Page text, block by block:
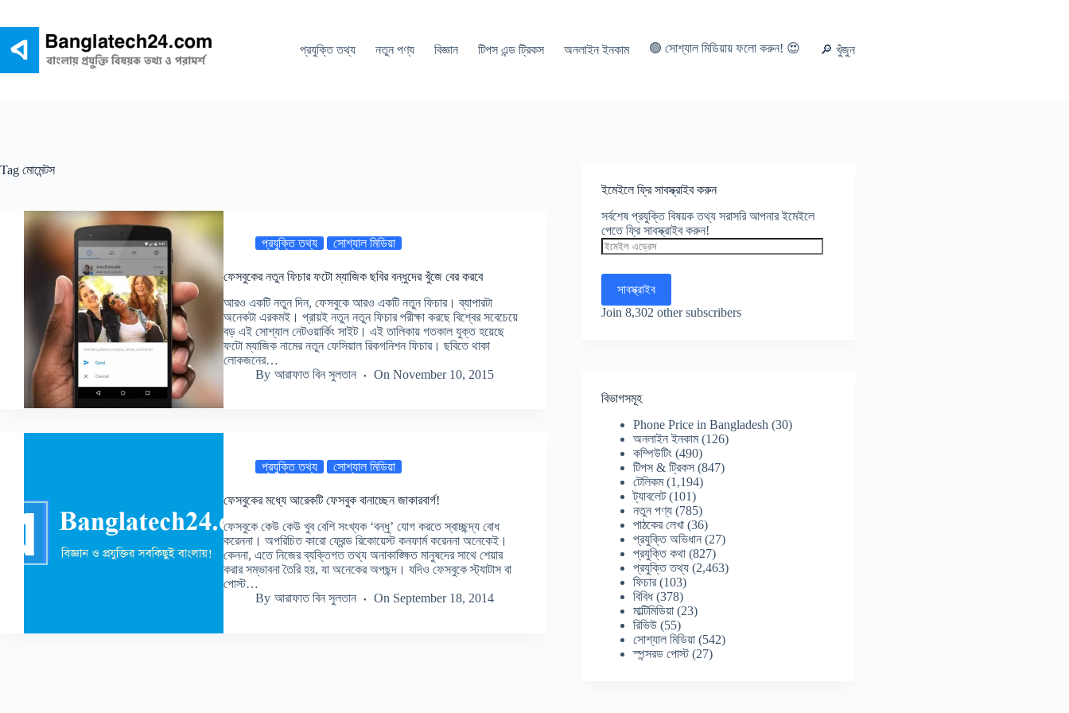
প্রযুক্তি তথ্য
নতুন পণ্য বিজ্ঞান টিপস এন্ড ট্রিকস অনলাইন ইনকাম 🟢 সোশ্যাল মিডিয়ায় ফলো করুন! 😍 🔎 খুঁজুন
Tag মোমেন্টস
প্রযুক্তি তথ্য সোশ্যাল মিডিয়া
ফেসবুকের নতুন ফিচার ফটো ম্যাজিক ছবির বন্ধুদের খুঁজে বের করবে
আরও একটি নতুন দিন, ফেসবুকে আরও একটি নতুন ফিচার। ব্যাপারটা
অনেকটা এরকমই। প্রায়ই নতুন নতুন ফিচার পরীক্ষা করছে বিশ্বের সবেচেয়ে
বড় এই সোশ্যাল নেটওয়ার্কিং সাইট। এই তালিকায় গতকাল যুক্ত হয়েছে
ফটো ম্যাজিক নামের নতুন ফেসিয়াল রিকগনিশন ফিচার। ছবিতে থাকা
লোকজনের…
By আরাফাত বিন সুলতান On November 10, 2015
প্রযুক্তি তথ্য সোশ্যাল মিডিয়া
ফেসবুকের মধ্যে আরেকটি ফেসবুক বানাচ্ছেন জাকারবার্গ!
ফেসবুকে কেউ কেউ খুব বেশি সংখ্যক ‘বন্ধু’ যোগ করতে স্বাচ্ছন্দ্য বোধ
করেননা। অপরিচিত কারো ফ্রেন্ড রিকোয়েস্ট কনফার্ম করেননা অনেকেই।
কেননা, এতে নিজের ব্যক্তিগত তথ্য অনাকাঙ্ক্ষিত মানুষদের সাথে শেয়ার
করার সম্ভাবনা তৈরি হয়, যা অনেকের অপছন্দ। যদিও ফেসবুকে স্ট্যাটাস বা
পোস্ট…
By আরাফাত বিন সুলতান On September 18, 2014
ইমেইলে ফ্রি সাবস্ক্রাইব করুন
সর্বশেষ প্রযুক্তি বিষয়ক তথ্য সরাসরি আপনার ইমেইলে
পেতে ফ্রি সাবস্ক্রাইব করুন!
ইমেইল
এড্রেস
সাবস্ক্রাইব
Join 8,302 other subscribers
বিভাগসমূহ
Phone Price in Bangladesh (30)
অনলাইন ইনকাম(126)
কম্পিউটিং (490)
টিপস & ট্রিকস (847)
টেলিকম(1,194)
ট্যাবলেট(101)
নতুন পণ্য (785)
পাঠকের লেখা (36)
প্রযুক্তি অভিধান (27)
প্রযুক্তি কথা (827)
প্রযুক্তি তথ্য (2,463)
ফিচার(103)
বিবিধ(378)
মাল্টিমিডিয়া (23)
রিভিউ (55)
সোশ্যাল মিডিয়া (542)
স্পন্সরড পোস্ট(27)